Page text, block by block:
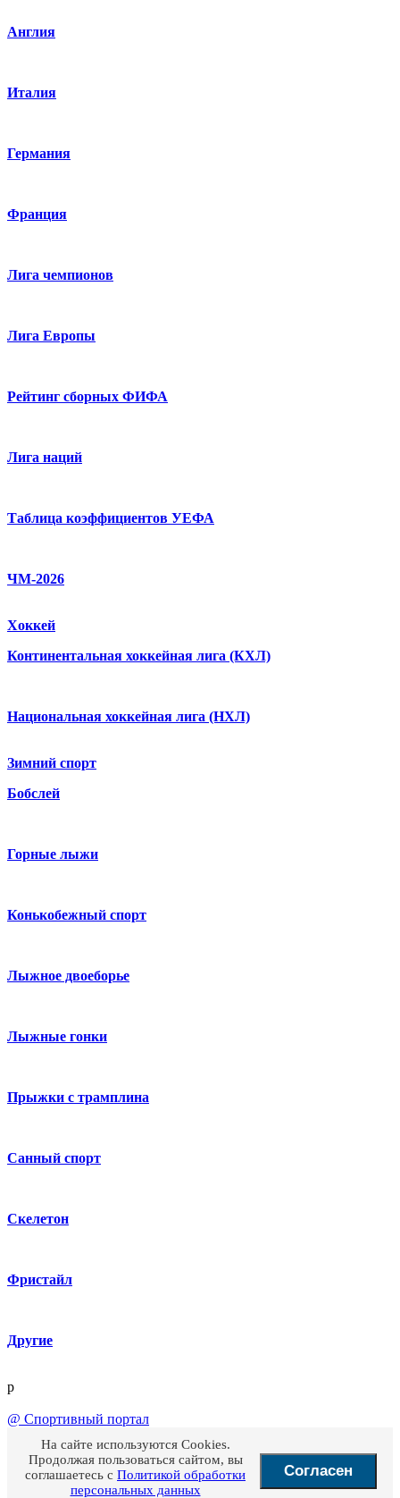
Англия
Италия
Германия
Франция
Лига чемпионов
Лига Европы
Рейтинг сборных ФИФА
Лига наций
Таблица коэффициентов УЕФА
ЧМ-2026
Хоккей
Континентальная хоккейная лига (КХЛ)
Национальная хоккейная лига (НХЛ)
Зимний спорт
Бобслей
Горные лыжи
Конькобежный спорт
Лыжное двоеборье
Лыжные гонки
Прыжки с трамплина
Санный спорт
Скелетон
Фристайл
Другие
p
@ Спортивный портал
На сайте используются Cookies.
Продолжая пользоваться сайтом, вы
соглашаетесь с Политикой обработки
персональных данных
Согласен